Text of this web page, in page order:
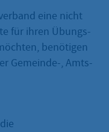
eine nicht
für ihren Übungs-
benötigen
Gemeinde-, Amts-